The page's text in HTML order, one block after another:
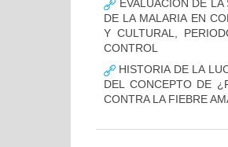
EVALUACIÓN DE
DE LA MALARIA EN
Y CULTURAL,
CONTROL
HISTORIA DE LA
DEL CONCEPTO DE
CONTRA LA FIEBRE